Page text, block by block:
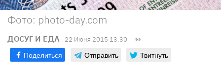
Фото: photo-day.com
ДОСУГ И ЕДА 22 Июня 2015 13:30
Поделиться Отправить Твитнуть